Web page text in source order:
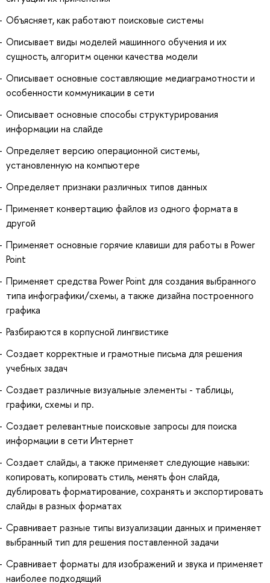
Объясняет, как работают поисковые системы
Описывает виды моделей машинного обучения и их
сущность, алгоритм оценки качества модели
Описывает основные составляющие медиаграмотности и
особенности коммуникации в сети
Описывает основные способы структурирования
информации на слайде
Определяет версию операционной системы,
установленную на компьютере
Определяет признаки различных типов данных
Применяет конвертацию файлов из одного формата в
другой
Применяет основные горячие клавиши для работы в Power
Point
Применяет средства Power Point для создания выбранного
типа инфографики/схемы, а также дизайна построенного
графика
Разбираются в корпусной лингвистике
Создает корректные и грамотные письма для решения
учебных задач
Создает различные визуальные элементы - таблицы,
графики, схемы и пр.
Создает релевантные поисковые запросы для поиска
информации в сети Интернет
Создает слайды, а также применяет следующие навыки:
копировать, копировать стиль, менять фон слайда,
дублировать форматирование, сохранять и экспортировать
слайды в разных форматах
Сравнивает разные типы визуализации данных и применяет
выбранный тип для решения поставленной задачи
Сравнивает форматы для изображений и звука и применяет
наиболее подходящий